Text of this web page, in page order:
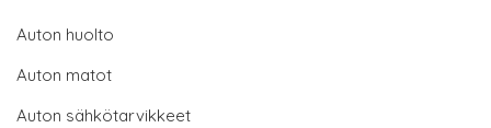
Auton huolto
Auton matot
Auton sähkötarvikkeet